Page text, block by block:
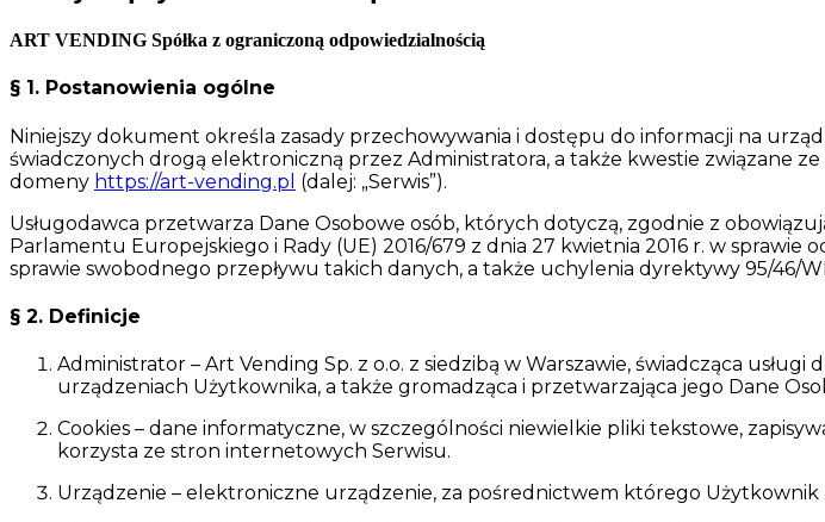
ART VENDING Spółka z ograniczoną odpowiedzialnością
§ 1. Postanowienia ogólne
Niniejszy dokument określa zasady przechowywania i dostępu do informacji na
świadczonych drogą elektroniczną przez Administratora, a także kwestie związane
domeny https://art-vending.pl (dalej: „Serwis”).
Usługodawca przetwarza Dane Osobowe osób, których dotyczą, zgodnie z
Parlamentu Europejskiego i Rady (UE) 2016/679 z dnia 27 kwietnia 2016 r. w
sprawie swobodnego przepływu takich danych, a także uchylenia dyrektywy 95/46/
§ 2. Definicje
Administrator – Art Vending Sp. z o.o. z siedzibą w Warszawie, świadcząca
urządzeniach Użytkownika, a także gromadząca i przetwarzająca jego Dane
Cookies – dane informatyczne, w szczególności niewielkie pliki tekstowe,
korzysta ze stron internetowych Serwisu.
Urządzenie – elektroniczne urządzenie, za pośrednictwem którego Użytkownik